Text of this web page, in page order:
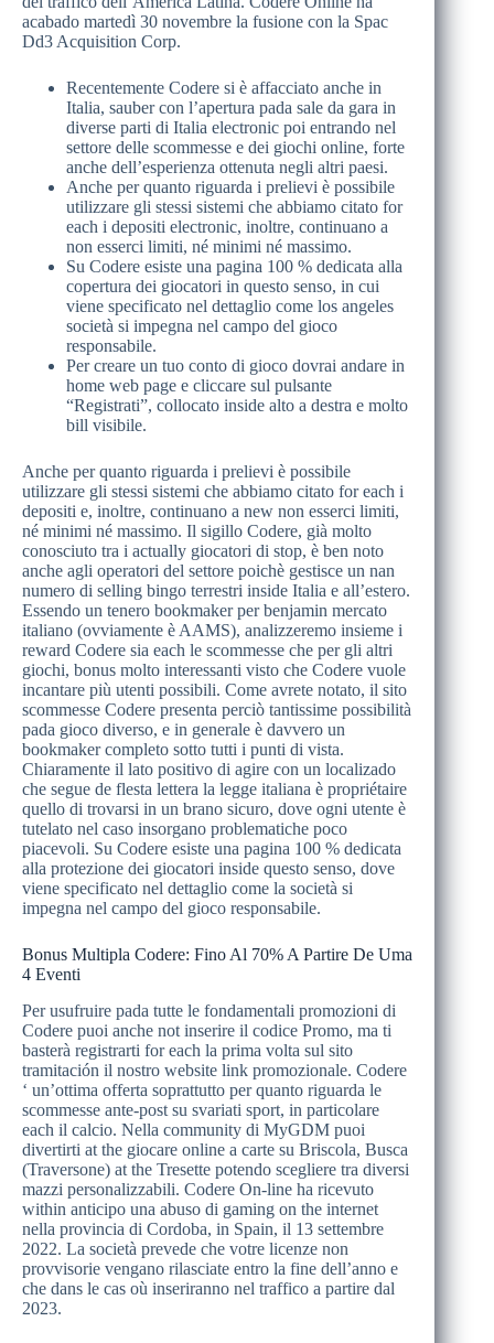
acabado martedì 30 novembre la fusione con la Spac
Dd3 Acquisition Corp.
Recentemente Codere si è affacciato anche in
Italia, sauber con l’apertura pada sale da gara in
diverse parti di Italia electronic poi entrando nel
settore delle scommesse e dei giochi online, forte
anche dell’esperienza ottenuta negli altri paesi.
Anche per quanto riguarda i prelievi è possibile
utilizzare gli stessi sistemi che abbiamo citato for
each i depositi electronic, inoltre, continuano a
non esserci limiti, né minimi né massimo.
Su Codere esiste una pagina 100 % dedicata alla
copertura dei giocatori in questo senso, in cui
viene specificato nel dettaglio come los angeles
società si impegna nel campo del gioco
responsabile.
Per creare un tuo conto di gioco dovrai andare in
home web page e cliccare sul pulsante
“Registrati”, collocato inside alto a destra e molto
bill visibile.
Anche per quanto riguarda i prelievi è possibile
utilizzare gli stessi sistemi che abbiamo citato for each i
depositi e, inoltre, continuano a new non esserci limiti,
né minimi né massimo. Il sigillo Codere, già molto
conosciuto tra i actually giocatori di stop, è ben noto
anche agli operatori del settore poichè gestisce un nan
numero di selling bingo terrestri inside Italia e all’estero.
Essendo un tenero bookmaker per benjamin mercato
italiano (ovviamente è AAMS), analizzeremo insieme i
reward Codere sia each le scommesse che per gli altri
giochi, bonus molto interessanti visto che Codere vuole
incantare più utenti possibili. Come avrete notato, il sito
scommesse Codere presenta perciò tantissime possibilità
pada gioco diverso, e in generale è davvero un
bookmaker completo sotto tutti i punti di vista.
Chiaramente il lato positivo di agire con un localizado
che segue de flesta lettera la legge italiana è propriétaire
quello di trovarsi in un brano sicuro, dove ogni utente è
tutelato nel caso insorgano problematiche poco
piacevoli. Su Codere esiste una pagina 100 % dedicata
alla protezione dei giocatori inside questo senso, dove
viene specificato nel dettaglio come la società si
impegna nel campo del gioco responsabile.
Bonus Multipla Codere: Fino Al 70% A Partire De Uma
4 Eventi
Per usufruire pada tutte le fondamentali promozioni di
Codere puoi anche not inserire il codice Promo, ma ti
basterà registrarti for each la prima volta sul sito
tramitación il nostro website link promozionale. Codere
‘ un’ottima offerta soprattutto per quanto riguarda le
scommesse ante-post su svariati sport, in particolare
each il calcio. Nella community di MyGDM puoi
divertirti at the giocare online a carte su Briscola, Busca
(Traversone) at the Tresette potendo scegliere tra diversi
mazzi personalizzabili. Codere On-line ha ricevuto
within anticipo una abuso di gaming on the internet
nella provincia di Cordoba, in Spain, il 13 settembre
2022. La società prevede che votre licenze non
provvisorie vengano rilasciate entro la fine dell’anno e
che dans le cas où inseriranno nel traffico a partire dal
2023.